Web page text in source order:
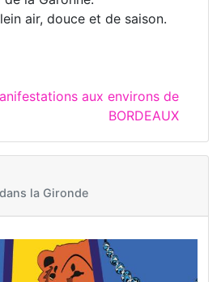
air, douce et de saison.
aux environs de
BORDEAUX
la Gironde